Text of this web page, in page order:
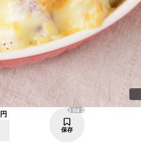
円 3943
保存